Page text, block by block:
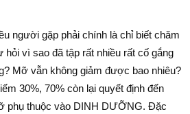
người gặp phải chính là chỉ biết chăm
hỏi vì sao đã tập rất nhiều rất cố gắng
Mỡ vẫn không giảm được bao nhiêu?
30%, 70% còn lại quyết định đến
phụ thuộc vào DINH DƯỠNG. Đặc